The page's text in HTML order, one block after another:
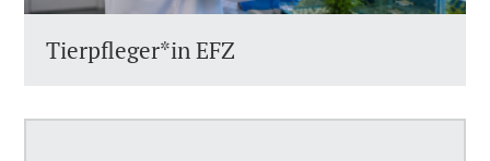
Tierpfleger*in EFZ